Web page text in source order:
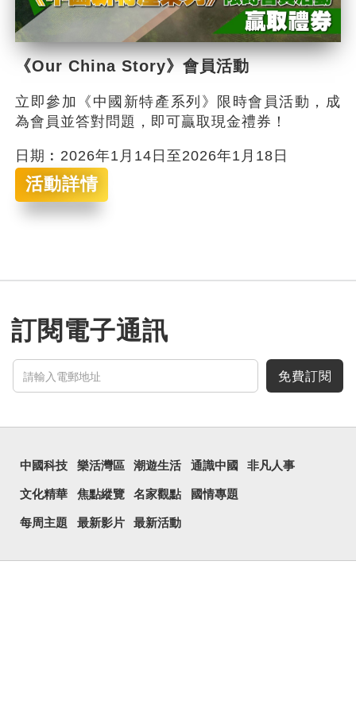
《Our China Story》會員活動
立即參加《中國新特產系列》限時會員活動，成
為會員並答對問題，即可贏取現金禮券！
日期︰2026年1月14日至2026年1月18日
活動詳情
訂閱電子通訊
免費訂閱
中國科技 樂活灣區 潮遊生活 通識中國 非凡人事
文化精華 焦點縱覽 名家觀點 國情專題
每周主題 最新影片 最新活動